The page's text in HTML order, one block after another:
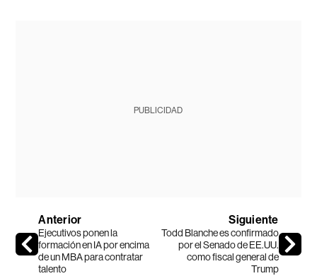
PUBLICIDAD
Anterior
Ejecutivos ponen la
formación en IA por encima
de un MBA para contratar
talento
Siguiente
Todd Blanche es confirmado
por el Senado de EE.UU.
como fiscal general de
Trump